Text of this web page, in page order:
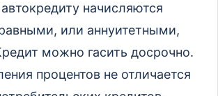
начисляются
или аннуитетными,
можно гасить досрочно.
процентов не отличается